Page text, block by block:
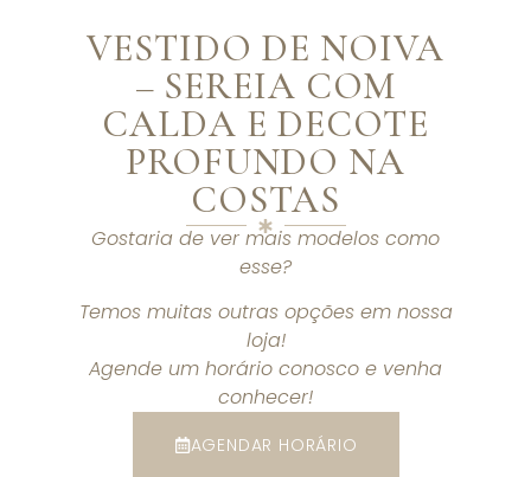
VESTIDO DE NOIVA
– SEREIA COM
CALDA E DECOTE
PROFUNDO NA
COSTAS
Gostaria de ver mais modelos como
esse?
Temos muitas outras opções em nossa
loja!
Agende um horário conosco e venha
conhecer!
AGENDAR HORÁRIO